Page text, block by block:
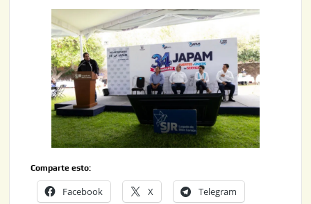
Comparte esto:
Facebook X Telegram